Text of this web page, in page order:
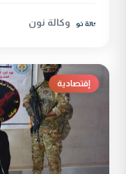
وكالة نون
إقتصادية